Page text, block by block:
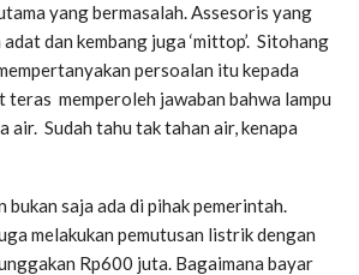
yang bermasalah. Assesoris yang
dan kembang juga ‘mittop’. Sitohang
persoalan itu kepada
teras memperoleh jawaban bahwa lampu
air. Sudah tahu tak tahan air, kenapa
bukan saja ada di pihak pemerintah.
melakukan pemutusan listrik dengan
Rp600 juta. Bagaimana bayar